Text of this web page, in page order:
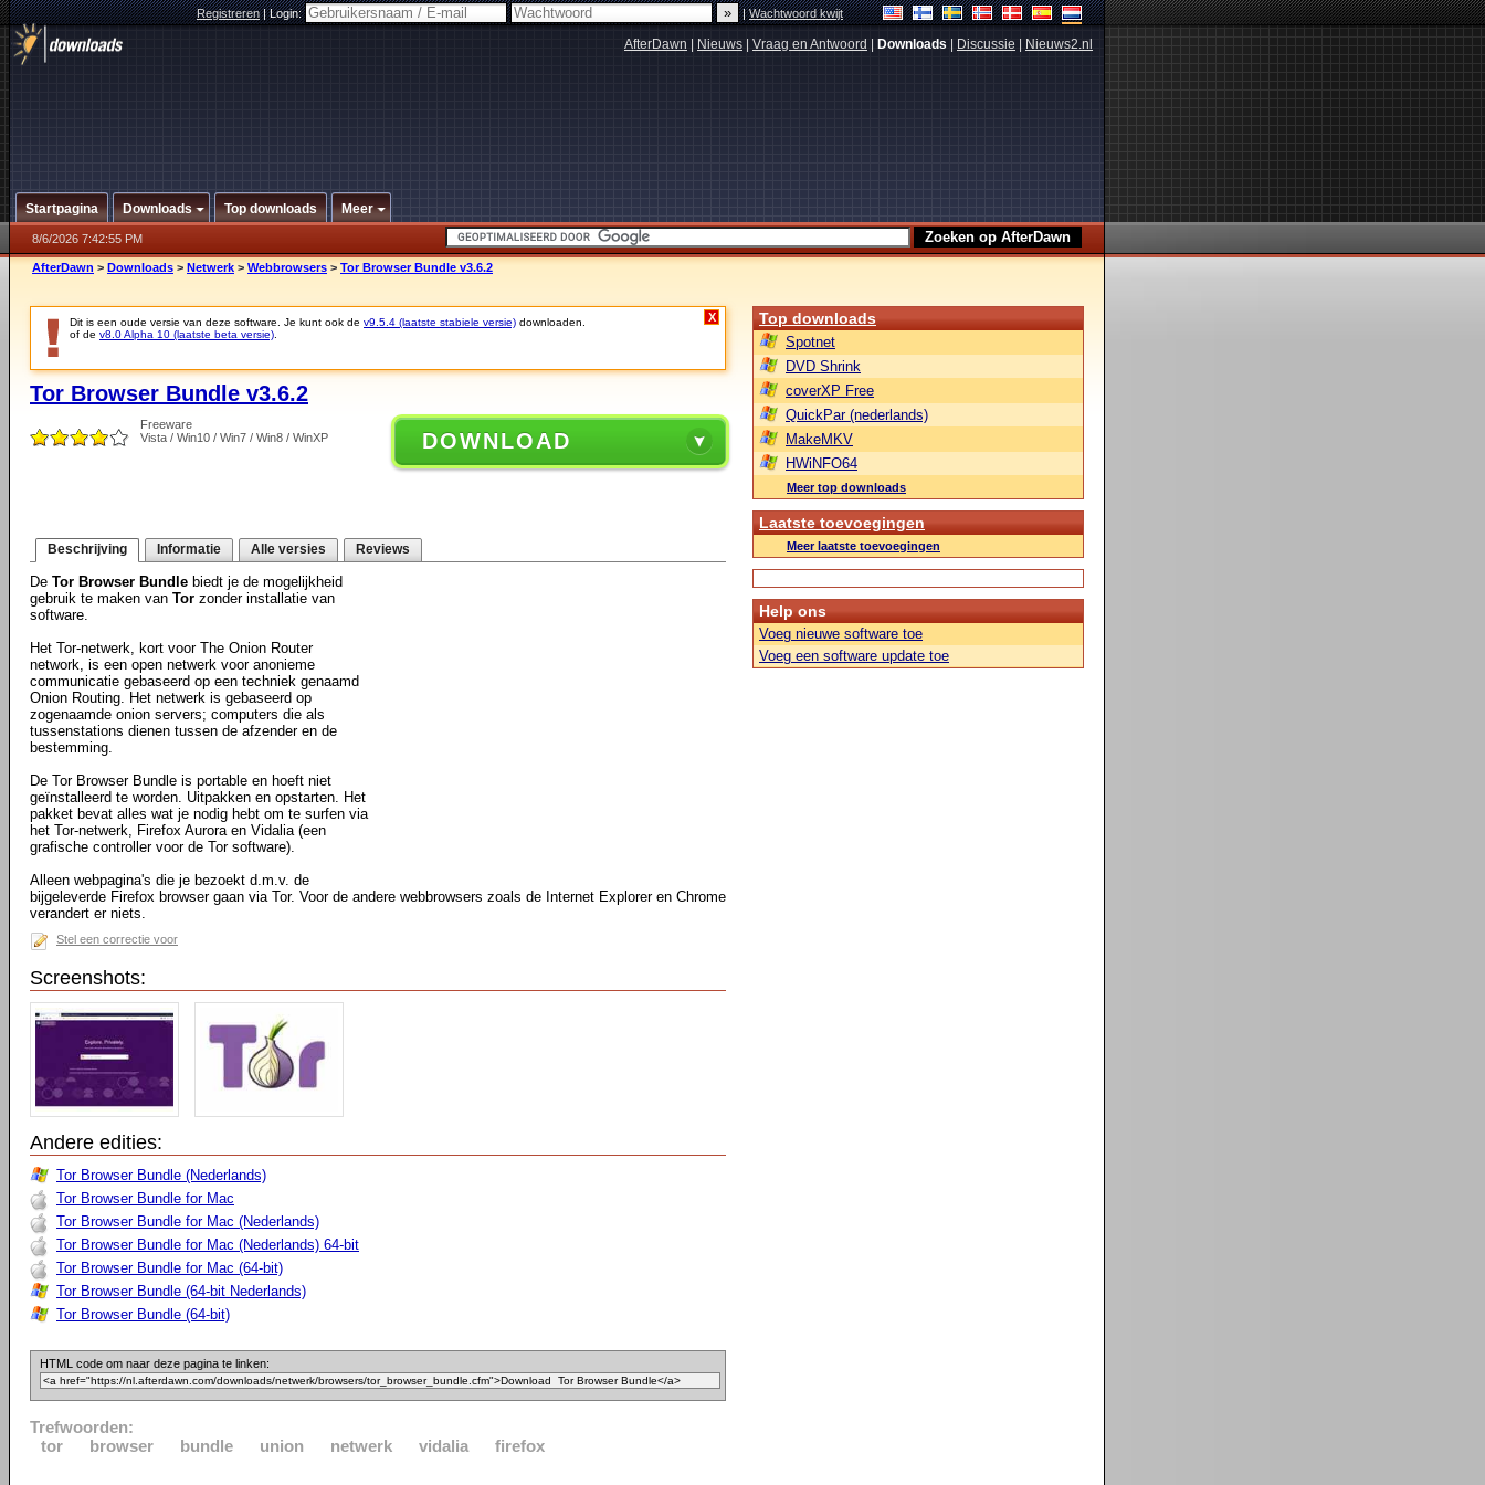
Registreren|Login: |Wachtwoord kwijt
AfterDawn Nieuws Vraag en Antwoord Downloads Discussie Nieuws2.nl
Startpagina Downloads Top downloads Meer
8/6/2026 7:42:55 PM
AfterDawn > Downloads > Netwerk > Webbrowsers > Tor Browser Bundle v3.6.2
Dit is een oude versie van deze software. Je kunt ook de v9.5.4 (laatste stabiele versie) downloaden.
of de v8.0 Alpha 10 (laatste beta versie)
X
Tor Browser Bundle v3.6.2
Freeware
Vista / Win10 / Win7 / Win8 / WinXP
DOWNLOAD
Beschrijving Informatie Alle versies Reviews
De Tor Browser Bundle biedt je de mogelijkheid
gebruik te maken van Tor zonder installatie van
software.
Het Tor-netwerk, kort voor The Onion Router
network, is een open netwerk voor anonieme
communicatie gebaseerd op een techniek genaamd
Onion Routing. Het netwerk is gebaseerd op
zogenaamde onion servers; computers die als
tussenstations dienen tussen de afzender en de
bestemming.
De Tor Browser Bundle is portable en hoeft niet
geïnstalleerd te worden. Uitpakken en opstarten. Het
pakket bevat alles wat je nodig hebt om te surfen via
het Tor-netwerk, Firefox Aurora en Vidalia (een
grafische controller voor de Tor software).
Alleen webpagina's die je bezoekt d.m.v. de
bijgeleverde Firefox browser gaan via Tor. Voor de andere webbrowsers zoals de Internet Explorer en Chrome
verandert er niets.
Stel een correctie voor
Screenshots:
Andere edities:
Tor Browser Bundle (Nederlands)
Tor Browser Bundle for Mac
Tor Browser Bundle for Mac (Nederlands)
Tor Browser Bundle for Mac (Nederlands) 64-bit
Tor Browser Bundle for Mac (64-bit)
Tor Browser Bundle (64-bit Nederlands)
Tor Browser Bundle (64-bit)
HTML code om naar deze pagina te linken:
Trefwoorden:
tor
browser bundle union netwerk vidalia firefox
Top downloads
Spotnet
DVD Shrink
coverXP Free
QuickPar (nederlands)
MakeMKV
HWiNFO64
Meer top downloads
Laatste toevoegingen
Meer laatste toevoegingen
Help ons
Voeg nieuwe software toe
Voeg een software update toe